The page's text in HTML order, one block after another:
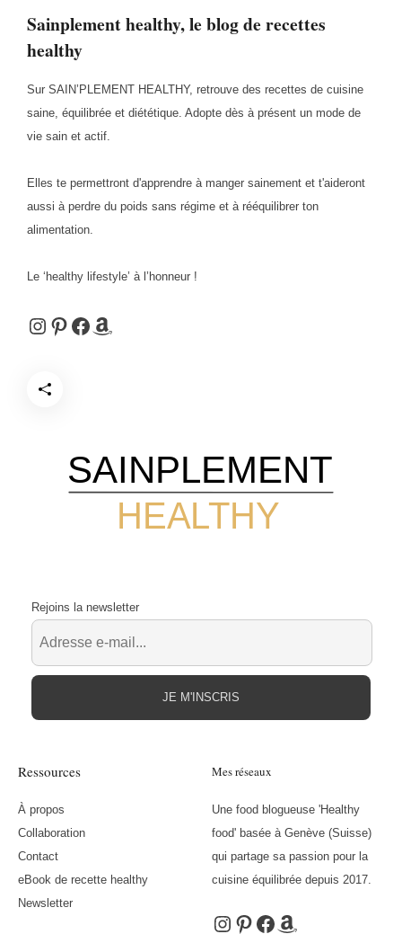
Sainplement healthy, le blog de recettes
healthy
Sur SAIN’PLEMENT HEALTHY, retrouve des recettes de cuisine
saine, équilibrée et diététique. Adopte dès à présent un mode de
vie sain et actif.
Elles te permettront d'apprendre à manger sainement et t'aideront
aussi à perdre du poids sans régime et à rééquilibrer ton
alimentation.
Le ‘healthy lifestyle’ à l’honneur !
Instagram
Pinterest
Facebook
Amazon
HEALTHY
SAINPLEMENT
Ressources
À propos
Collaboration
Contact
eBook de recette healthy
Newsletter
Mes réseaux
Une food blogueuse 'Healthy
food' basée à Genève (Suisse)
qui partage sa passion pour la
cuisine équilibrée depuis 2017.
Instagram
Pinterest
Facebook
Amazon
Rejoins la newsletter
JE M'INSCRIS